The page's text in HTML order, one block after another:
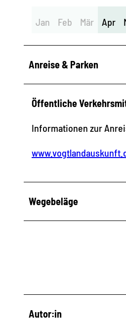
Jan Feb Mär Apr
Anreise & Parken
Öffentliche
Informationen zur
Wegebeläge
Autor:in